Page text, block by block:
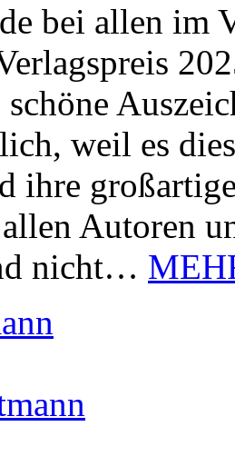
bei allen im
schöne
weil es
ihre
Autoren
nicht…